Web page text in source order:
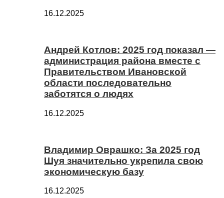
16.12.2025
Андрей Котлов: 2025 год показал —
администрация района вместе с
Правительством Ивановской
области последовательно
заботятся о людях
16.12.2025
Владимир Оврашко: За 2025 год
Шуя значительно укрепила свою
экономическую базу
16.12.2025